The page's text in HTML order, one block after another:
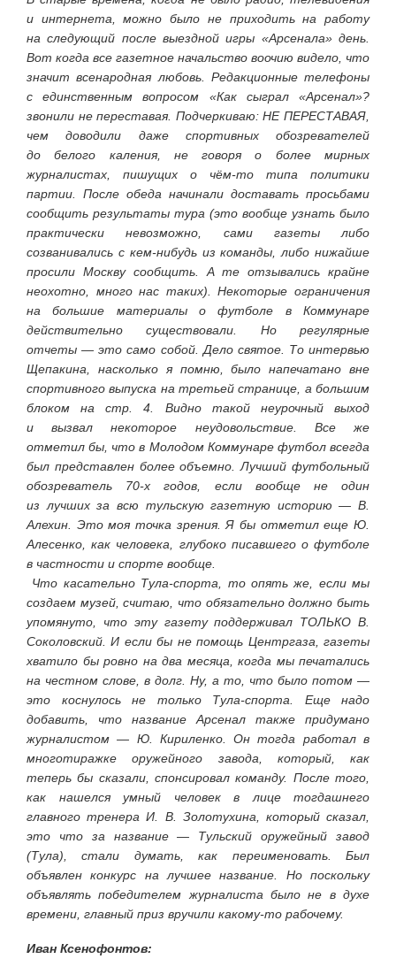
и интернета, можно было не приходить на работу
на следующий после выездной игры «Арсенала» день.
Вот когда все газетное начальство воочию видело, что
значит всенародная любовь. Редакционные телефоны
с единственным вопросом «Как сыграл «Арсенал»?
звонили не переставая. Подчеркиваю: НЕ ПЕРЕСТАВАЯ,
чем доводили даже спортивных обозревателей
до белого каления, не говоря о более мирных
журналистах, пишущих о чём-то типа политики
партии. После обеда начинали доставать просьбами
сообщить результаты тура (это вообще узнать было
практически невозможно, сами газеты либо
созванивались с кем-нибудь из команды, либо нижайше
просили Москву сообщить. А те отзывались крайне
неохотно, много нас таких). Некоторые ограничения
на большие материалы о футболе в Коммунаре
действительно существовали. Но регулярные
отчеты — это само собой. Дело святое. То интервью
Щепакина, насколько я помню, было напечатано вне
спортивного выпуска на третьей странице, а большим
блоком на стр. 4. Видно такой неурочный выход
и вызвал некоторое неудовольствие. Все же
отметил бы, что в Молодом Коммунаре футбол всегда
был представлен более объемно. Лучший футбольный
обозреватель 70-х годов, если вообще не один
из лучших за всю тульскую газетную историю — В.
Алехин. Это моя точка зрения. Я бы отметил еще Ю.
Алесенко, как человека, глубоко писавшего о футболе
в частности и спорте вообще.
Что касательно Тула-спорта, то опять же, если мы
создаем музей, считаю, что обязательно должно быть
упомянуто, что эту газету поддерживал ТОЛЬКО В.
Соколовский. И если бы не помощь Центргаза, газеты
хватило бы ровно на два месяца, когда мы печатались
на честном слове, в долг. Ну, а то, что было потом —
это коснулось не только Тула-спорта. Еще надо
добавить, что название Арсенал также придумано
журналистом — Ю. Кириленко. Он тогда работал в
многотиражке оружейного завода, который, как
теперь бы сказали, спонсировал команду. После того,
как нашелся умный человек в лице тогдашнего
главного тренера И. В. Золотухина, который сказал,
это что за название — Тульский оружейный завод
(Тула), стали думать, как переименовать. Был
объявлен конкурс на лучшее название. Но поскольку
объявлять победителем журналиста было не в духе
времени, главный приз вручили какому-то рабочему.
Иван Ксенофонтов: